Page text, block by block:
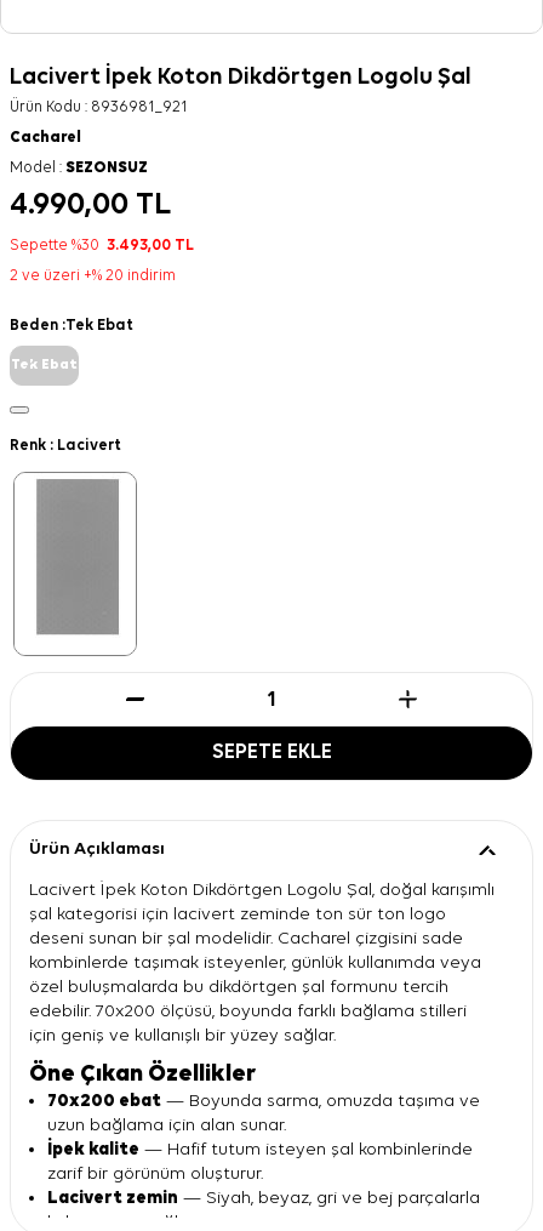
Lacivert İpek Koton Dikdörtgen Logolu Şal
Ürün Kodu : 8936981_921
Cacharel
Model : SEZONSUZ
4.990,00 TL
Sepette %30 3.493,00 TL
2 ve üzeri +% 20 indirim
Beden :Tek Ebat
Tek Ebat
Renk : Lacivert
SEPETE EKLE
Ürün Açıklaması
Lacivert İpek Koton Dikdörtgen Logolu Şal, doğal karışımlı
şal kategorisi için lacivert zeminde ton sür ton logo
deseni sunan bir şal modelidir. Cacharel çizgisini sade
kombinlerde taşımak isteyenler, günlük kullanımda veya
özel buluşmalarda bu dikdörtgen şal formunu tercih
edebilir. 70x200 ölçüsü, boyunda farklı bağlama stilleri
için geniş ve kullanışlı bir yüzey sağlar.
Öne Çıkan Özellikler
70x200 ebat — Boyunda sarma, omuzda taşıma ve
uzun bağlama için alan sunar.
İpek kalite — Hafif tutum isteyen şal kombinlerinde
zarif bir görünüm oluşturur.
Lacivert zemin — Siyah, beyaz, gri ve bej parçalarla
kolay uyum sağlar.